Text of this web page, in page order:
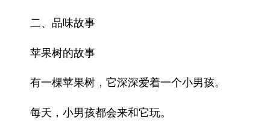
二、品味故事
苹果树的故事
有一棵苹果树，它深深爱着一个小男孩。
每天，小男孩都会来和它玩。